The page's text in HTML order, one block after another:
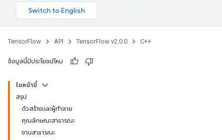
TensorFlow API TensorFlow v2.0.0 C++
ข้อมูลนี้มีประโยชน์ไหม
ในหน้านี้
สรุป
ตัวสร้างและผู้ทำลาย
คุณลักษณะสาธารณะ
งานสาธารณะ